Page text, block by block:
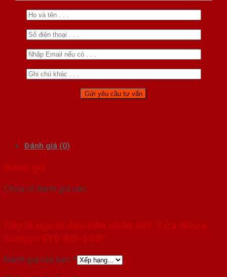
Đánh giá (0)
Đánh giá
Chưa có đánh giá nào.
Hãy là người đầu tiên nhận xét “Cửa Nhựa
Sungyu SYB 445-SGD”
Đánh giá của bạn *